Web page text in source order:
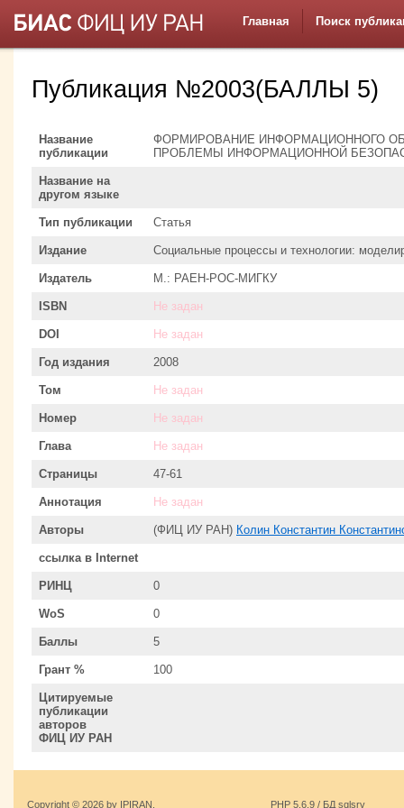
Главная Поиск
Публикация №2003(БАЛЛЫ 5)
Название
публикации
ФОРМИРОВАНИЕ ИНФОРМАЦИОННОГО
ПРОБЛЕМЫ ИНФОРМАЦИОННОЙ
Название на
другом языке
Тип публикации Статья
Издание Социальные процессы и технологии:
Издатель М.: РАЕН-РОС-МИГКУ
ISBN Не задан
DOI Не задан
Год издания 2008
Том Не задан
Номер Не задан
Глава Не задан
Страницы 47-61
Аннотация Не задан
Авторы (ФИЦ ИУ РАН) Колин Константин
ссылка в Internet
РИНЦ 0
WoS 0
Баллы 5
Грант % 100
Цитируемые
публикации
авторов
ФИЦ ИУ РАН
Copyright © 2026 by IPIRAN.
PHP 5.6.9 / БД sqlsrv